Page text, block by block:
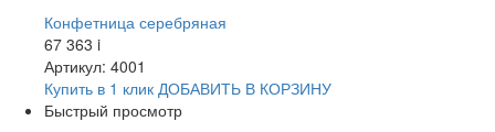
Конфетница серебряная
67 363 i
Артикул: 4001
Купить в 1 клик ДОБАВИТЬ В КОРЗИНУ
Быстрый просмотр